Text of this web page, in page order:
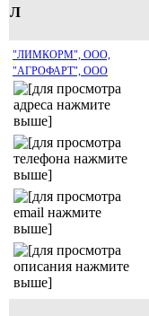
Л
"ЛИМКОРМ", ООО,
"АГРОФАРТ", ООО